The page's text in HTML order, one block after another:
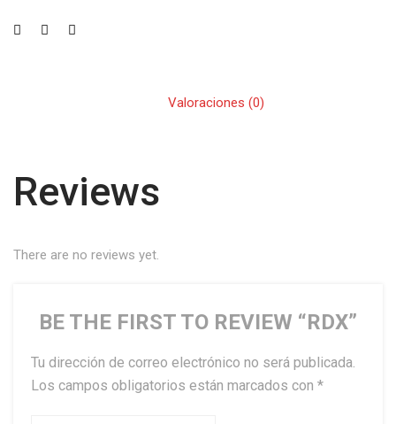
Valoraciones (0)
Reviews
There are no reviews yet.
BE THE FIRST TO REVIEW “RDX”
Tu dirección de correo electrónico no será publicada.
Los campos obligatorios están marcados con *